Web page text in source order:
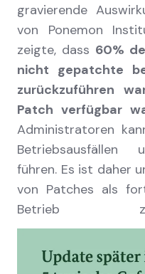
gravierende
von Ponemon
zeigte, dass 60%
nicht gepatchte
zurückzuführen
Patch verfügbar
Administratoren
Betriebsausfällen
führen. Es ist daher
von Patches als
Betrieb